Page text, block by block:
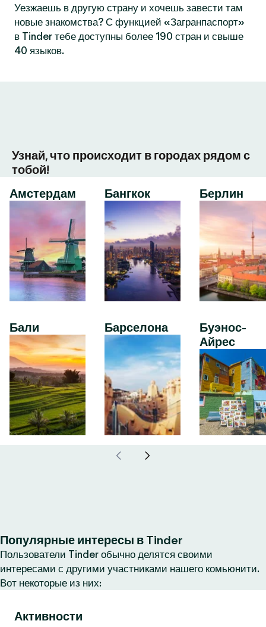
Уезжаешь в другую страну и хочешь завести там
новые знакомства? С функцией «Загранпаспорт»
в Tinder тебе доступны более 190 стран и свыше
40 языков.
Узнай, что происходит в городах рядом с
тобой!
Амстердам
Бали
Бангкок
Барселона
Берлин
Буэнос-
Айрес
Популярные интересы в Tinder
Пользователи Tinder обычно делятся своими
интересами с другими участниками нашего комьюнити.
Вот некоторые из них:
Активности